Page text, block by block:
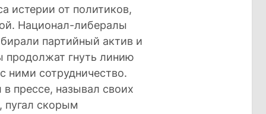
истерии от политиков,
Национал-либералы
партийный актив и
продолжат гнуть линию
ними сотрудничество.
прессе, называл своих
пугал скорым